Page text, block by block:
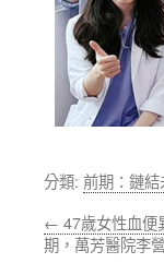
分類: 前期：鏈
← 47歲女性血便
期，萬芳醫院李